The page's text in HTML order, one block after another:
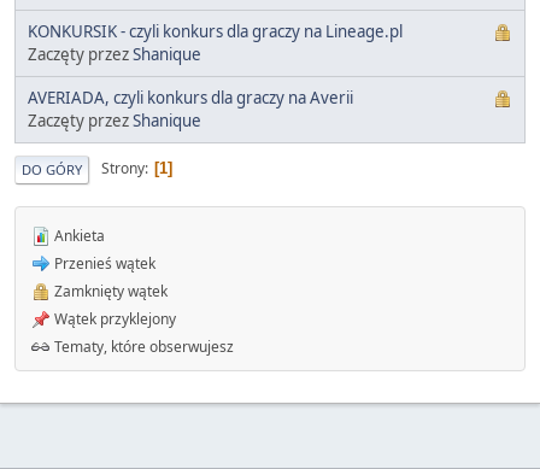
KONKURSIK - czyli konkurs dla graczy na Lineage.pl
Zaczęty przezShanique
AVERIADA, czyli konkurs dla graczy na Averii
Zaczęty przezShanique
DO GÓRY Strony 1
Ankieta
Przenieś wątek
Zamknięty wątek
Wątek przyklejony
Tematy, które obserwujesz